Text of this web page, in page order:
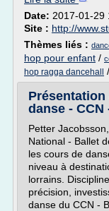
Date: 2017-01-29
Site : http://
Thèmes liés :
hop pour enfant /
hop ragga dancehall
/
danse - CCN
Petter
National - Ballet
les cours de
niveau à
lorrains.
précision,
danse du CCN -